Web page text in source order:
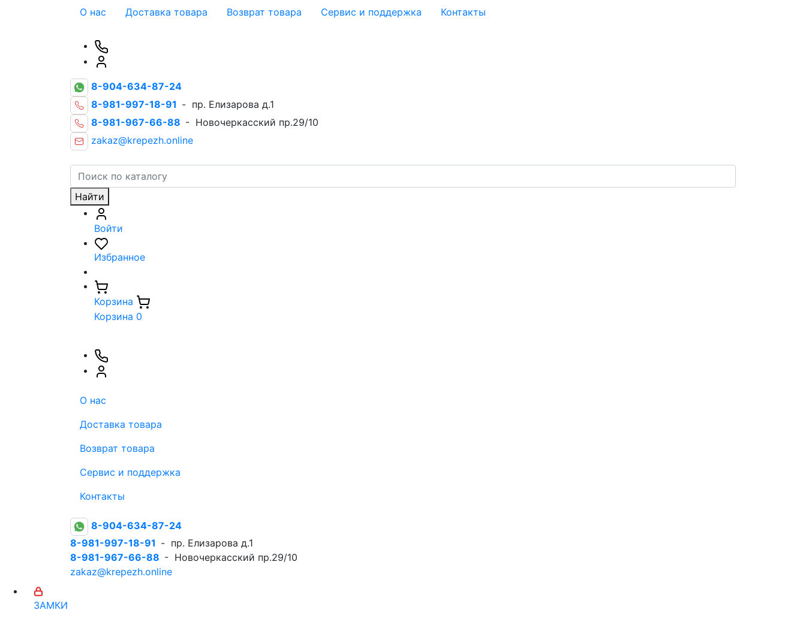
О нас Доставка товара Возврат товара Сервис и поддержка Контакты
8-904-634-87-24
8-981-997-18-91 - пр. Елизарова д.1
8-981-967-66-88 - Новочеркасский пр.29/10
zakaz@krepezh.online
Найти
Войти
Избранное
Корзина
Корзина 0
О нас
Доставка товара
Возврат товара
Сервис и поддержка
Контакты
8-904-634-87-24
8-981-997-18-91 - пр. Елизарова д.1
8-981-967-66-88 - Новочеркасский пр.29/10
zakaz@krepezh.online
ЗАМКИ